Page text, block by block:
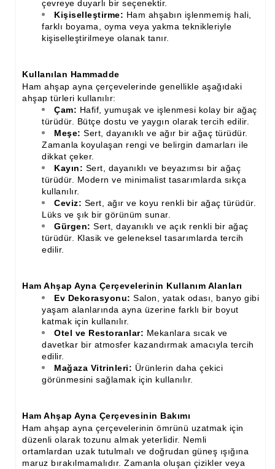
Ahşap Merdiven Küpeşte Korkuluk İmalatı
Muz Dilimi Rozet, Piramit İmalatı, Modelleri
Ahşap Oymalı Dekoratif Köşe İmalatı, Modelleri
Ahşap Saçak Çıta İmalatı Modelleri
Ahşap Korniş Modelleri
Havalı ve Estetik Dekoratif Ürün İmalatı, Modelleri
Ham Ahşap Avangard Dolap Koltuk Ayak İmalatı Modelleri
Ham Ahşap Avangard Masa Ayakları İmalatı Modelleri
Ham Ahşap Avangard Sehpa, Sandalye, Puf Ayakları İmalatı,
Modell
çevreye duyarlı bir seçenektir.
Kişiselleştirme: Ham ahşabın işlenmemiş hali,
farklı boyama, oyma veya yakma teknikleriyle
kişiselleştirilmeye olanak tanır.
Kullanılan Hammadde
Ham ahşap ayna çerçevelerinde genellikle aşağıdaki
ahşap türleri kullanılır:
Çam: Hafif, yumuşak ve işlenmesi kolay bir ağaç
türüdür. Bütçe dostu ve yaygın olarak tercih edilir.
Meşe: Sert, dayanıklı ve ağır bir ağaç türüdür.
Zamanla koyulaşan rengi ve belirgin damarları ile
dikkat çeker.
Kayın: Sert, dayanıklı ve beyazımsı bir ağaç
türüdür. Modern ve minimalist tasarımlarda sıkça
kullanılır.
Ceviz: Sert, ağır ve koyu renkli bir ağaç türüdür.
Lüks ve şık bir görünüm sunar.
Gürgen: Sert, dayanıklı ve açık renkli bir ağaç
türüdür. Klasik ve geleneksel tasarımlarda tercih
edilir.
Ham Ahşap Ayna Çerçevelerinin Kullanım Alanları
Ev Dekorasyonu: Salon, yatak odası, banyo gibi
yaşam alanlarında ayna üzerine farklı bir boyut
katmak için kullanılır.
Otel ve Restoranlar: Mekanlara sıcak ve
davetkar bir atmosfer kazandırmak amacıyla tercih
edilir.
Mağaza Vitrinleri: Ürünlerin daha çekici
görünmesini sağlamak için kullanılır.
Ham Ahşap Ayna Çerçevesinin Bakımı
Ham ahşap ayna çerçevelerinin ömrünü uzatmak için
düzenli olarak tozunu almak yeterlidir. Nemli
ortamlardan uzak tutulmalı ve doğrudan güneş ışığına
maruz bırakılmamalıdır. Zamanla oluşan çizikler veya